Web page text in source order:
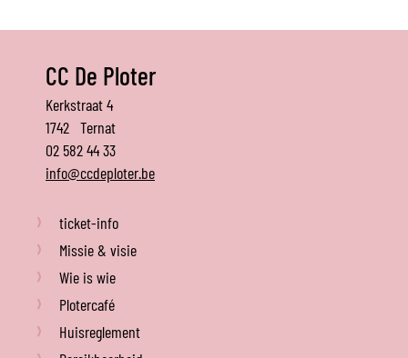
CC De Ploter
De
Ploter
Adres
Kerkstraat 4
1742 Ternat
Tel.
02 582 44 33
E-
info@ccdeploter.be
ticket-info
Missie & visie
Wie is wie
Plotercafé
Huisreglement